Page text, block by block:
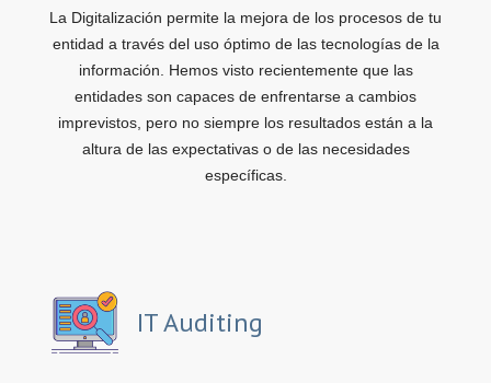
La Digitalización permite la mejora de los procesos de tu
entidad a través del uso óptimo de las tecnologías de la
información. Hemos visto recientemente que las
entidades son capaces de enfrentarse a cambios
imprevistos, pero no siempre los resultados están a la
altura de las expectativas o de las necesidades
específicas.
IT Auditing